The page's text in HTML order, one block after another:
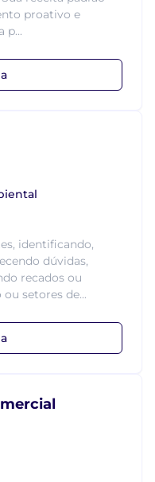
proativo e
p...
identificando,
dúvidas,
recados ou
setores de...